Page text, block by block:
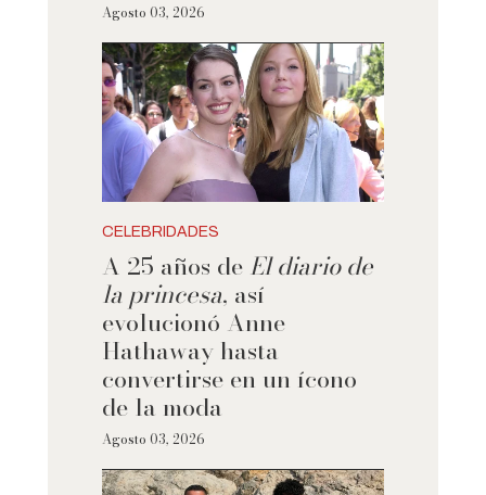
Agosto 03, 2026
CELEBRIDADES
A 25 años de El diario de
la princesa, así
evolucionó Anne
Hathaway hasta
convertirse en un ícono
de la moda
Agosto 03, 2026